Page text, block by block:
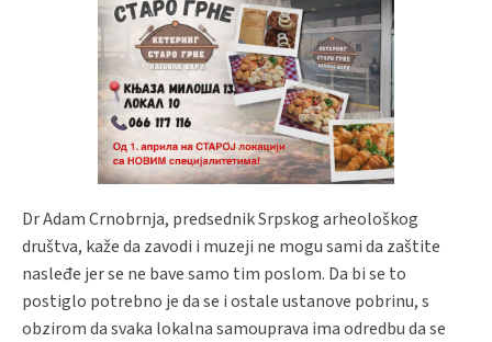
Dr Adam Crnobrnja, predsednik Srpskog arheološkog
društva, kaže da zavodi i muzeji ne mogu sami da zaštite
nasleđe jer se ne bave samo tim poslom. Da bi se to
postiglo potrebno je da se i ostale ustanove pobrinu, s
obzirom da svaka lokalna samouprava ima odredbu da se